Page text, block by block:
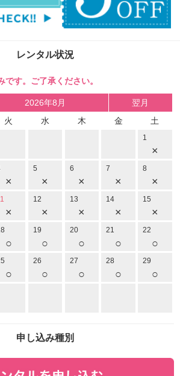
レンタル状況
す。ご了承ください。
2026年8月
翌月
火 水 木 金 土
1
×
×
5
×
6
×
7
×
8
×
×
12
×
13
×
14
×
15
×
○
19
○
20
○
21
○
22
○
○
26
○
27
○
28
○
29
○
申し込み種別